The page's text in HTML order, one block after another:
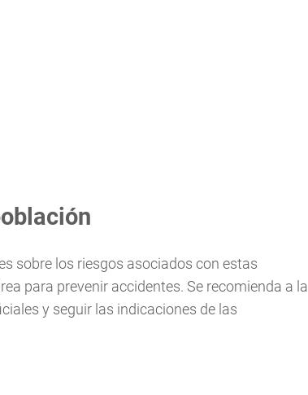
sobre los riesgos asociados con estas
para prevenir accidentes. Se recomienda a la
y seguir las indicaciones de las